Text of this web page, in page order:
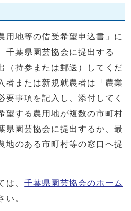
用地等の借受希望申込書」に
千葉県園芸協会に提出する
（持参または郵送）してくだ
者または新規就農者は「農業
要事項を記入し、添付してく
望する農用地が複数の市町村
県園芸協会に提出するか、最
地のある市町村等の窓口へ提
は、千葉県園芸協会のホーム
い。